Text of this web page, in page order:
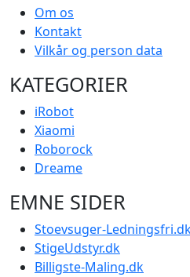
Om os
Kontakt
Vilkår og person data
KATEGORIER
iRobot
Xiaomi
Roborock
Dreame
EMNE SIDER
Stoevsuger-
StigeUdstyr.dk
Billigste-Maling.dk